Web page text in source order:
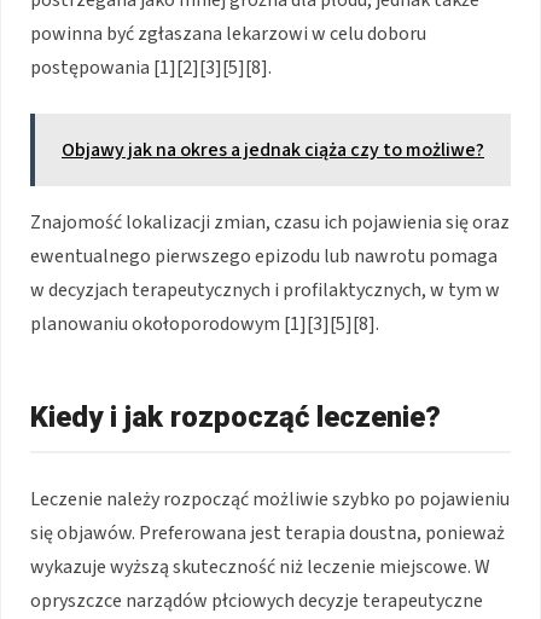
powinna być zgłaszana lekarzowi w celu doboru
postępowania [1][2][3][5][8].
Objawy jak na okres a jednak ciąża czy to możliwe?
Znajomość lokalizacji zmian, czasu ich pojawienia się oraz
ewentualnego pierwszego epizodu lub nawrotu pomaga
w decyzjach terapeutycznych i profilaktycznych, w tym w
planowaniu okołoporodowym [1][3][5][8].
Kiedy i jak rozpocząć leczenie?
Leczenie należy rozpocząć możliwie szybko po pojawieniu
się objawów. Preferowana jest terapia doustna, ponieważ
wykazuje wyższą skuteczność niż leczenie miejscowe. W
opryszczce narządów płciowych decyzje terapeutyczne